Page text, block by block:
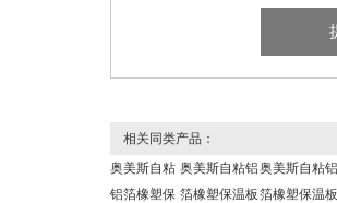
相关同类产品：
奥美斯自粘
铝箔橡塑保
奥美斯自粘铝
箔橡塑保温板
奥美斯自粘铝
箔橡塑保温板